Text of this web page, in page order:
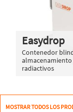
Easydrop
Contenedor
radiactivos
MOSTRAR TODOS LOS